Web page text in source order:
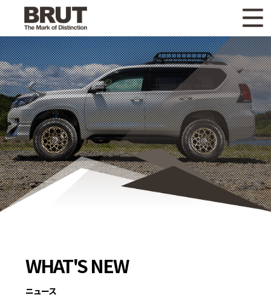
WHAT'S NEW ニュース
WHEEL LINEUP ホイールラインナップ
OTHER PRODUCT 関連製品
GALLERY ギャラリー
CATALOG カタログ請求
PRIVACY POLICY 個人情報保護方針
COMPANYWHAT'S NEW
ニュース